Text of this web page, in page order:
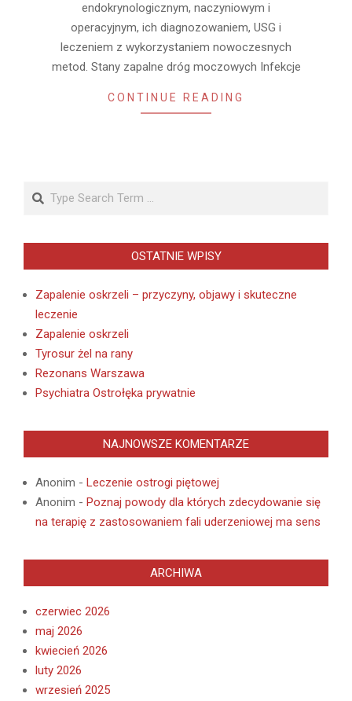
endokrynologicznym, naczyniowym i
operacyjnym, ich diagnozowaniem, USG i
leczeniem z wykorzystaniem nowoczesnych
metod. Stany zapalne dróg moczowych Infekcje
CONTINUE READING
Search
OSTATNIE WPISY
Zapalenie oskrzeli – przyczyny, objawy i skuteczne
leczenie
Zapalenie oskrzeli
Tyrosur żel na rany
Rezonans Warszawa
Psychiatra Ostrołęka prywatnie
NAJNOWSZE KOMENTARZE
Anonim - Leczenie ostrogi piętowej
Anonim - Poznaj powody dla których zdecydowanie się
na terapię z zastosowaniem fali uderzeniowej ma sens
ARCHIWA
czerwiec 2026
maj 2026
kwiecień 2026
luty 2026
wrzesień 2025